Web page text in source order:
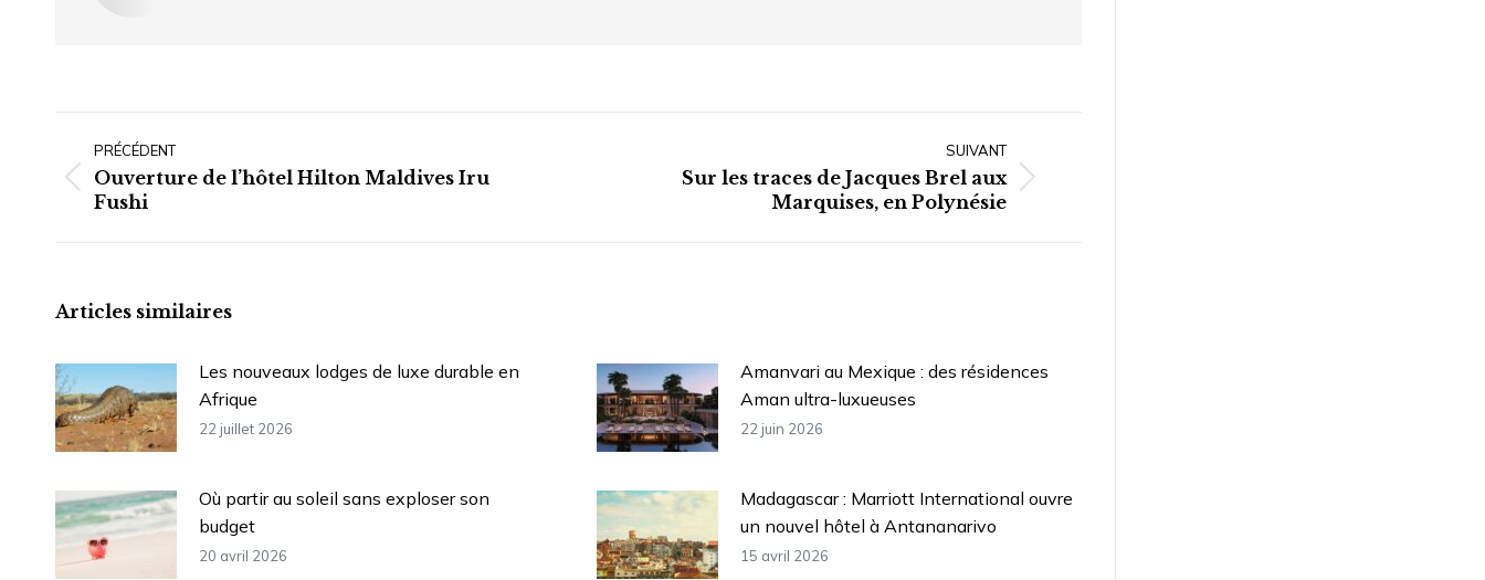
articlePRÉCÉDENT
Article
précédent
Ouverture de l’hôtel Hilton Maldives Iru
Fushi
SUIVANT
Sur les traces de Jacques Brel aux
Marquises, en Polynésie
Articles similaires
Les nouveaux lodges de luxe durable en
Afrique
22 juillet 2026
Amanvari au Mexique : des résidences
Aman ultra-luxueuses
22 juin 2026
Où partir au soleil sans exploser son
budget
20 avril 2026
Madagascar : Marriott International ouvre
un nouvel hôtel à Antananarivo
15 avril 2026